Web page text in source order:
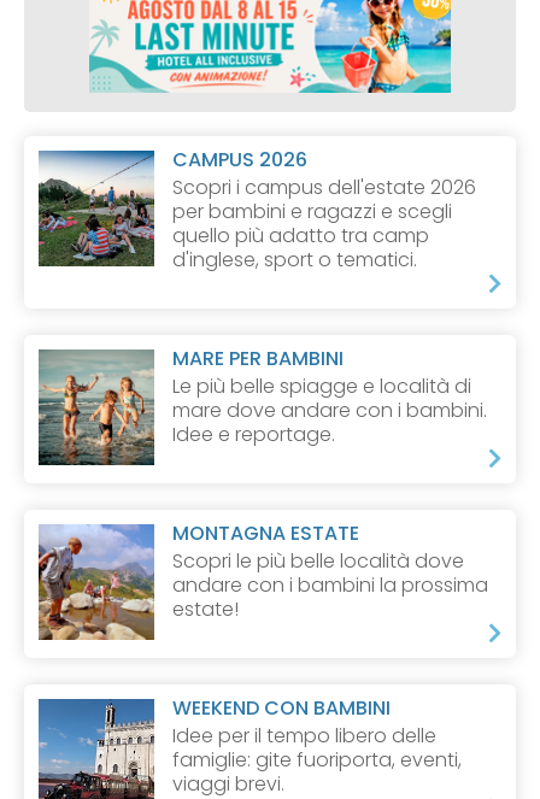
CAMPUS 2026
Scopri i campus dell'estate 2026
per bambini e ragazzi e scegli
quello più adatto tra camp
d'inglese, sport o tematici.
MARE PER BAMBINI
Le più belle spiagge e località di
mare dove andare con i bambini.
Idee e reportage.
MONTAGNA ESTATE
Scopri le più belle località dove
andare con i bambini la prossima
estate!
WEEKEND CON BAMBINI
Idee per il tempo libero delle
famiglie: gite fuoriporta, eventi,
viaggi brevi.